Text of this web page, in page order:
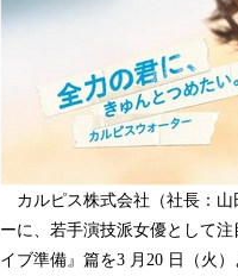
カルピス株式会社（社長：山
ーに、若手演技派女優として
イブ準備』篇を3 月20 日（火）